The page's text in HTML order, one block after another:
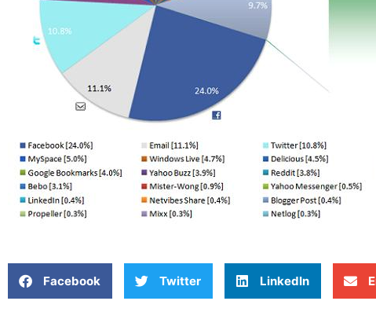
Facebook Twitter LinkedIn